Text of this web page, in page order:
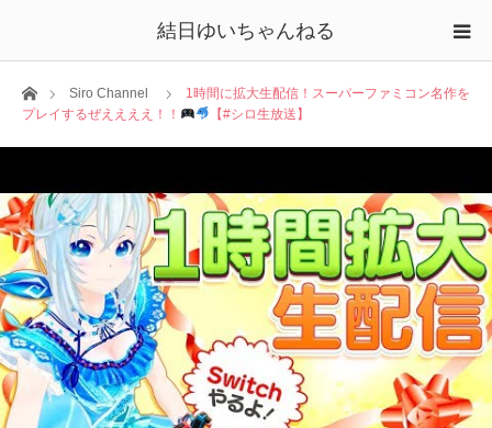
結日ゆいちゃんねる
ホームSiro Channel
1時間に拡大生配信！スーパーファミコン名作を
プレイするぜええええ！！
【#シロ生放送】